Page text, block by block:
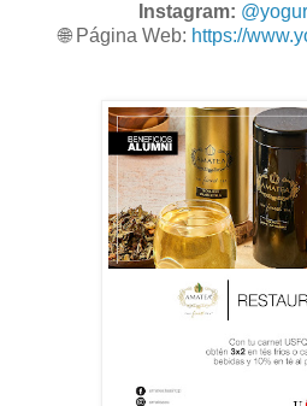
Instagram: @
🌐 Página Web: https://